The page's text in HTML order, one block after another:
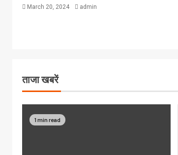
March 20, 2024 admin
ताजा खबरें
1 min read